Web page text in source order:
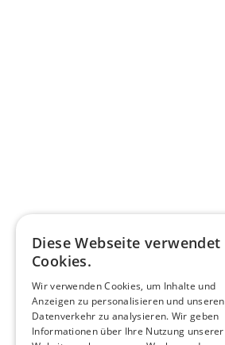
Diese Webseite verwendet
Cookies.
Wir verwenden Cookies, um Inhalte und
Anzeigen zu personalisieren und unseren
Datenverkehr zu analysieren. Wir geben
Informationen über Ihre Nutzung unserer